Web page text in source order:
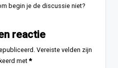
begin je de discussie niet?
reactie
Vereiste velden zijn
met*